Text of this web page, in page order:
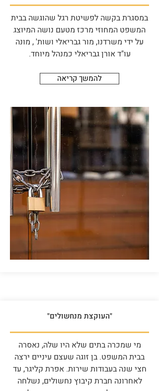
במסגרת בקשה לפשיטת רגל שהוגשה בבית
המשפט המחוזי מרכז מטעם נושה המיוצג
על ידי משרדנו, מור גבריאלי ושות' , מונה
עו"ד אורן גבריאלי כמנהל מיוחד.
להמשך קריאה
"העוקצת מנחשולים"
מי שמכרה בתים שלא היו שלה, נאסרה
בבית המשפט. בן זוגה שעצם עיניים ירצה
חצי שנה בעבודות שירות. אפרת קליגר, עד
לאחרונה חברת קיבוץ נחשולים, נשלחה